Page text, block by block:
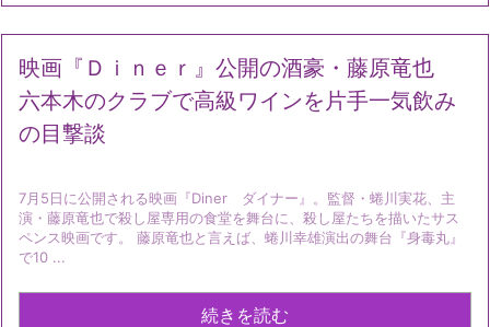
映画『Ｄｉｎｅｒ』公開の酒豪・藤原竜也
六本木のクラブで高級ワインを片手一気飲み
の目撃談
7月5日に公開される映画『Diner ダイナー』。監督・蜷川実花、主
演・藤原竜也で殺し屋専用の食堂を舞台に、殺し屋たちを描いたサス
ペンス映画です。 藤原竜也と言えば、蜷川幸雄演出の舞台『身毒丸』
で10 ...
続きを読む